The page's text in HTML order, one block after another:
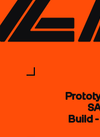
Build